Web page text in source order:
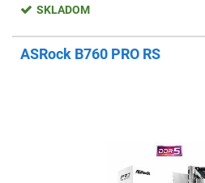
SKLADOM
ASRock B760 PRO RS